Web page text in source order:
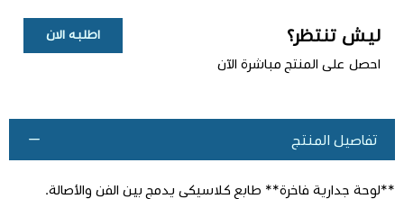
ليش تنتظر؟
احصل على المنتج مباشرة الآن
اطلبه الان
تفاصيل المنتج
**لوحة جدارية فاخرة** طابع كلاسيكي يدمج بين الفن والأصالة.